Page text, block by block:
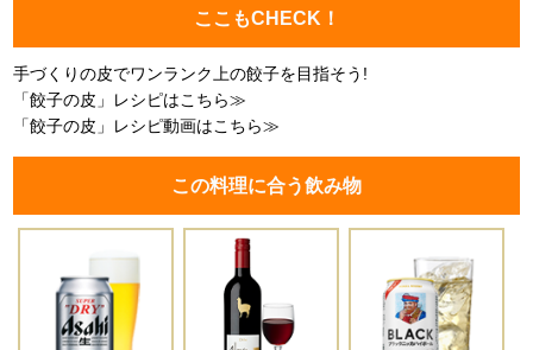
ここもCHECK！
手づくりの皮でワンランク上の餃子を目指そう!
「餃子の皮」レシピはこちら≫
「餃子の皮」レシピ動画はこちら≫
この料理に合う飲み物